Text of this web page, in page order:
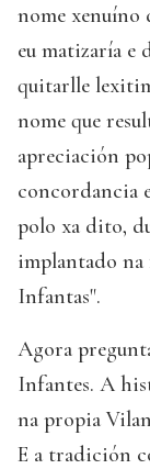
nome xenuíno
eu matizaría e
quitarlle
nome que
apreciación
concordancia
polo xa dito,
implantado na
Infantas".
Agora
Infantes. A
na propia
E a tradición